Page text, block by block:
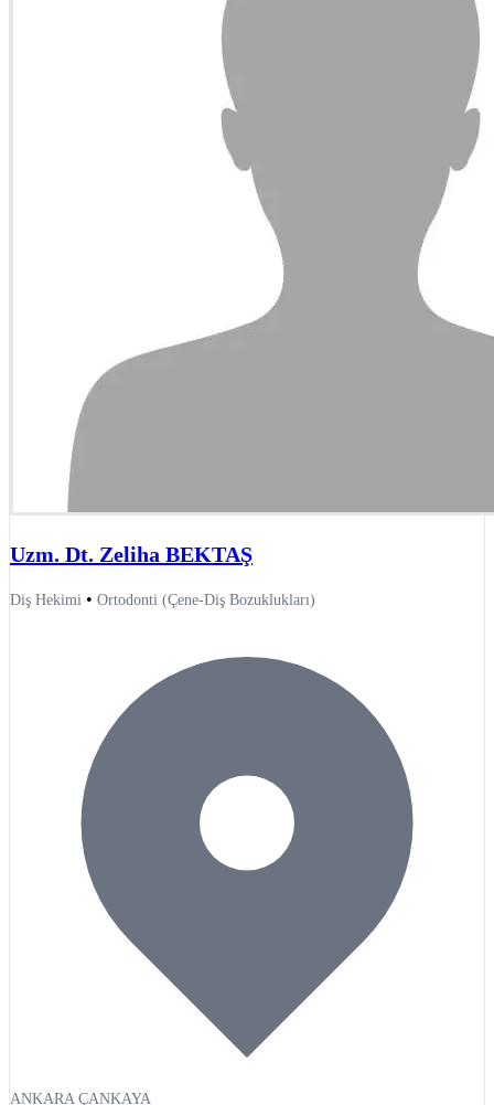
Uzm. Dt. Zeliha BEKTAŞ
Diş Hekimi • Ortodonti (Çene-Diş Bozuklukları)
ANKARA ÇANKAYA